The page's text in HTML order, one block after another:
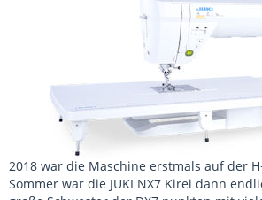
2018 war die Maschine erstmals auf der
Sommer war die JUKI NX7 Kirei dann